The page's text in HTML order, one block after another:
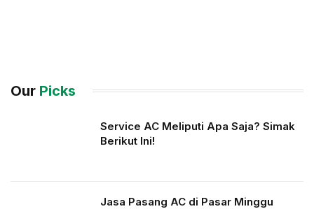
Our Picks
Service AC Meliputi Apa Saja? Simak
Berikut Ini!
Jasa Pasang AC di Pasar Minggu